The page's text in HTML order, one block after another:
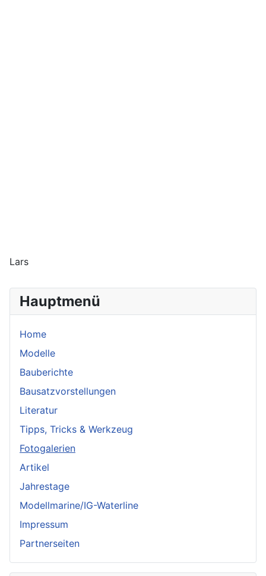
Hauptmenü
Home
Modelle
Bauberichte
Bausatzvorstellungen
Literatur
Tipps, Tricks & Werkzeug
Fotogalerien
Artikel
Jahrestage
Modellmarine/IG-Waterline
Impressum
Partnerseiten
Lars